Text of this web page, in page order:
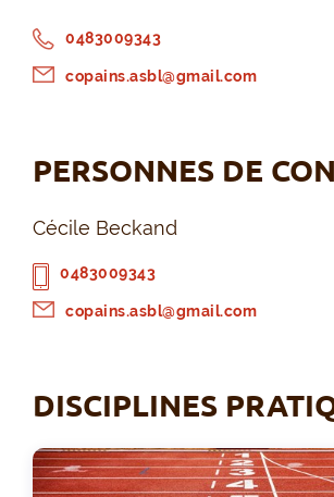
0483009343
copains.asbl@gmail.com
PERSONNES DE
Cécile Beckand
0483009343
copains.asbl@gmail.com
DISCIPLINES